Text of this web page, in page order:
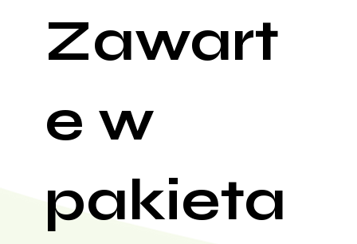
Zawart
e w
pakieta